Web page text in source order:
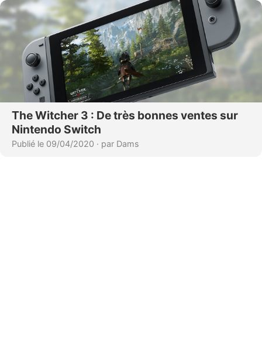
The Witcher 3 : De très bonnes ventes sur
Nintendo Switch
Publié le 09/04/2020 · par Dams